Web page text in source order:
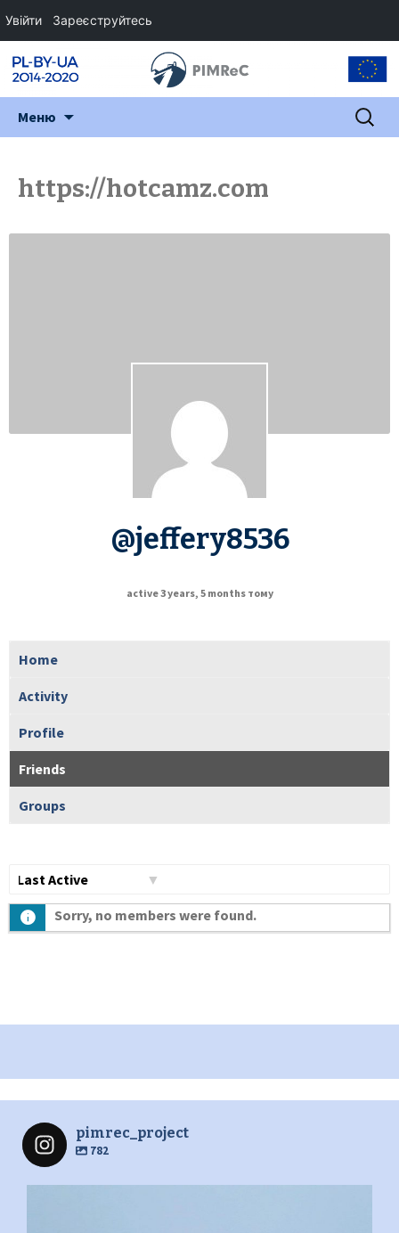
Меню Пошук:
https://hotcamz.com
@jeffery8536
active 3 years, 5 months тому
Home
Activity
Profile
Friends
Groups
Sorry, no members were found.
pimrec_project
782
Увійти Зареєструйтесь